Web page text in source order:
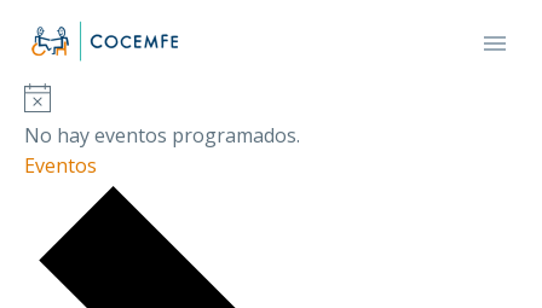
No hay eventos programados.
Eventos